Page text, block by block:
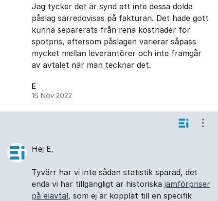
Jag tycker det är synd att inte dessa dolda
påslag särredovisas på fakturan. Det hade gott
kunna separerats från rena kostnader för
spotpris, eftersom påslagen varierar såpass
mycket mellan leverantörer och inte framgår
av avtalet när man tecknar det.
E
16 Nov 2022
Hej E,
Tyvärr har vi inte sådan statistik sparad, det
enda vi har tillgängligt är historiska jämförpriser
på elavtal, som ej är kopplat till en specifik